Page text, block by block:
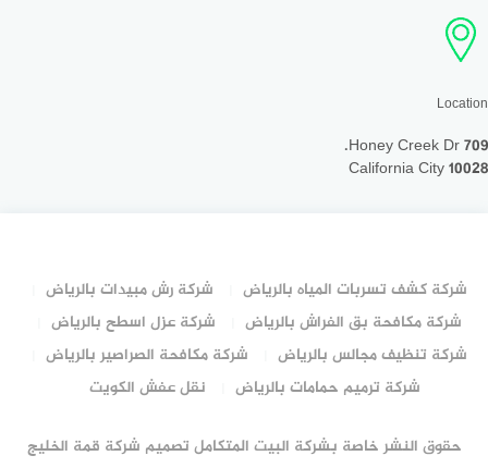
Location
709 Honey Creek Dr.
California City 10028
شركة كشف تسربات المياه بالرياض
شركة رش مبيدات بالرياض
شركة مكافحة بق الفراش بالرياض
شركة عزل اسطح بالرياض
شركة تنظيف مجالس بالرياض
شركة مكافحة الصراصير بالرياض
شركة ترميم حمامات بالرياض
نقل عفش الكويت
حقوق النشر خاصة بشركة البيت المتكامل تصميم شركة قمة الخليج